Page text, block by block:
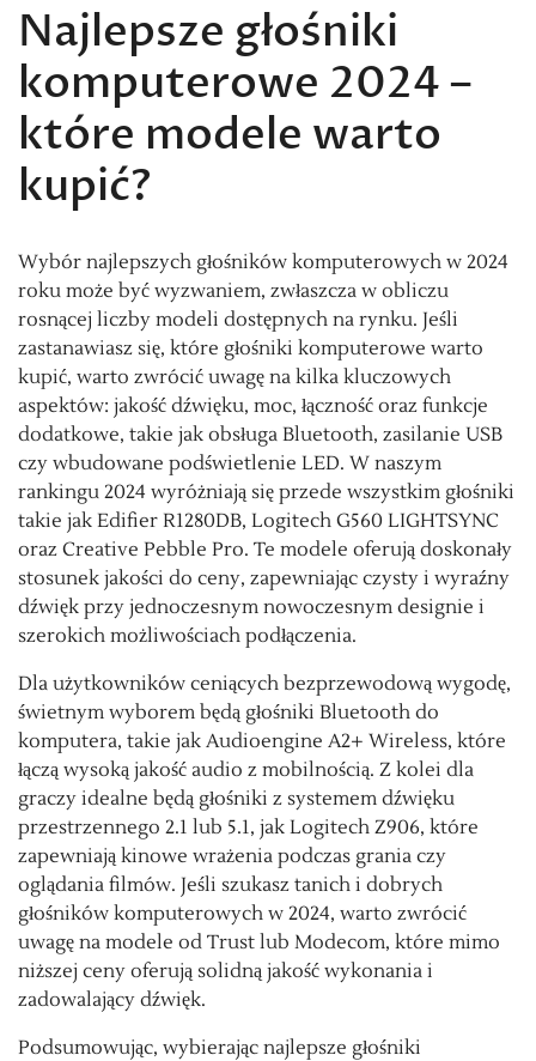
Najlepsze głośniki
komputerowe 2024 –
które modele warto
kupić?
Wybór najlepszych głośników komputerowych w 2024
roku może być wyzwaniem, zwłaszcza w obliczu
rosnącej liczby modeli dostępnych na rynku. Jeśli
zastanawiasz się, które głośniki komputerowe warto
kupić, warto zwrócić uwagę na kilka kluczowych
aspektów: jakość dźwięku, moc, łączność oraz funkcje
dodatkowe, takie jak obsługa Bluetooth, zasilanie USB
czy wbudowane podświetlenie LED. W naszym
rankingu 2024 wyróżniają się przede wszystkim głośniki
takie jak Edifier R1280DB, Logitech G560 LIGHTSYNC
oraz Creative Pebble Pro. Te modele oferują doskonały
stosunek jakości do ceny, zapewniając czysty i wyraźny
dźwięk przy jednoczesnym nowoczesnym designie i
szerokich możliwościach podłączenia.
Dla użytkowników ceniących bezprzewodową wygodę,
świetnym wyborem będą głośniki Bluetooth do
komputera, takie jak Audioengine A2+ Wireless, które
łączą wysoką jakość audio z mobilnością. Z kolei dla
graczy idealne będą głośniki z systemem dźwięku
przestrzennego 2.1 lub 5.1, jak Logitech Z906, które
zapewniają kinowe wrażenia podczas grania czy
oglądania filmów. Jeśli szukasz tanich i dobrych
głośników komputerowych w 2024, warto zwrócić
uwagę na modele od Trust lub Modecom, które mimo
niższej ceny oferują solidną jakość wykonania i
zadowalający dźwięk.
Podsumowując, wybierając najlepsze głośniki